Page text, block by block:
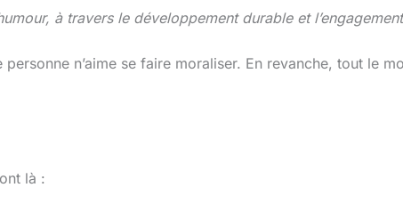
à travers le développement durable et
personne n’aime se faire moraliser. En revanche, tout le
là :